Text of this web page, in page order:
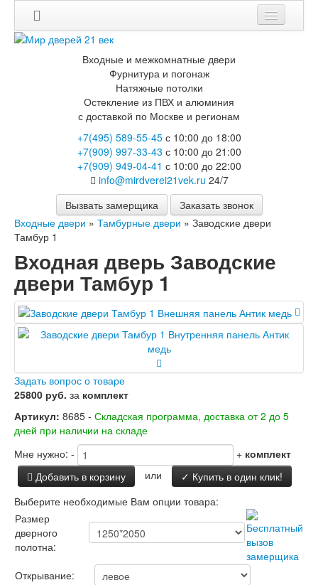
Входные и межкомнатные двери
Фурнитура и погонаж
Натяжные потолки
Остекление из ПВХ и алюминия
с доставкой по Москве и регионам
+7(495) 589-55-45с 10:00 до 18:00
+7(909) 997-33-43 с 10:00 до 21:00
+7(909) 949-04-41 с 10:00 до 22:00
info@mirdverei21vek.ru 24/7
Вызвать замерщика
Заказать звонок
Входные двери » Тамбурные двери » Заводские двери
Тамбур 1
Входная дверь Заводские
двери Тамбур 1
Задать вопрос о товаре
25800 руб. за комплект
Артикул: 8685 - Складская программа, доставка от 2 до 5
дней при наличии на складе
Мне нужно: - + комплект
Добавить в корзину
или
✓ Купить в один клик!
Выберите необходимые Вам опции товара:
Размер
дверного
полотна:
Открывание: